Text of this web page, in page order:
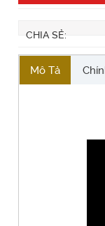
CHIA SẺ:
Mô Tả